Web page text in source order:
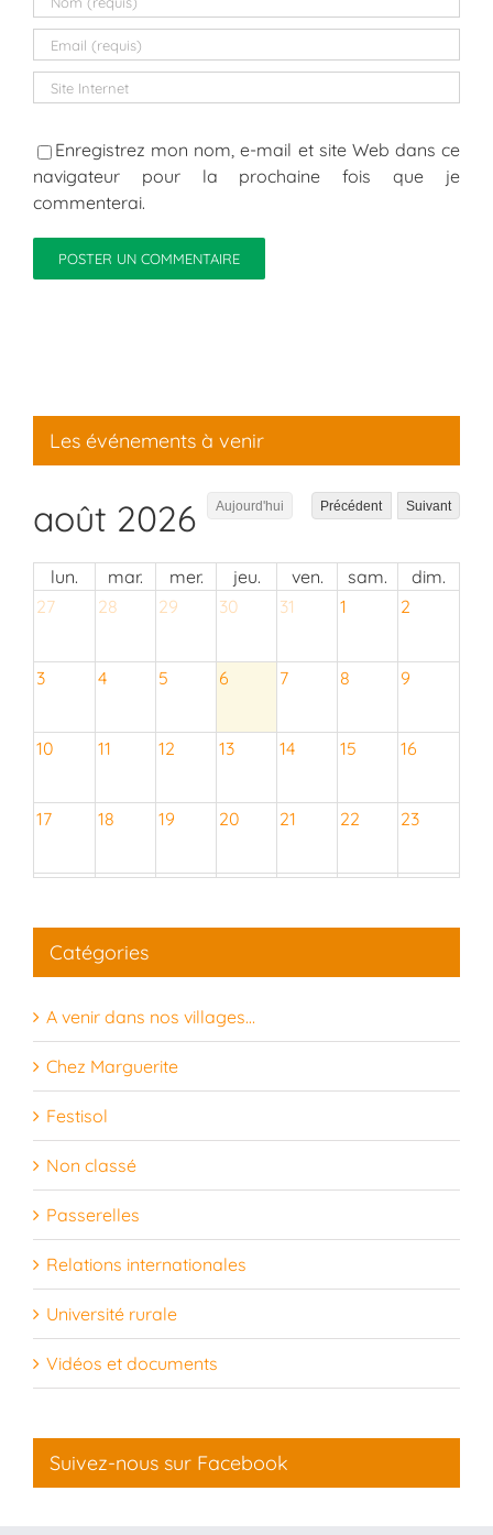
Enregistrez mon nom, e-mail et site Web dans ce
navigateur pour la prochaine fois que je
commenterai.
Les événements à venir
août 2026 Aujourd'hui Précédent Suivant
lun. mar. mer. jeu. ven. sam.
dim.
27
28 29 30 31 1 2
3 4 5 6 7 8 9
10 11 12 13 14 15 16
17 18 19 20 21 22 23
31 1
Catégories
A venir dans nos villages…
Chez Marguerite
Festisol
Non classé
Passerelles
Relations internationales
Université rurale
Vidéos et documents
Suivez-nous sur Facebook